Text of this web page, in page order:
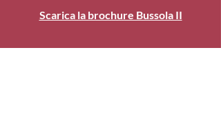
Scarica la brochure Bussola II